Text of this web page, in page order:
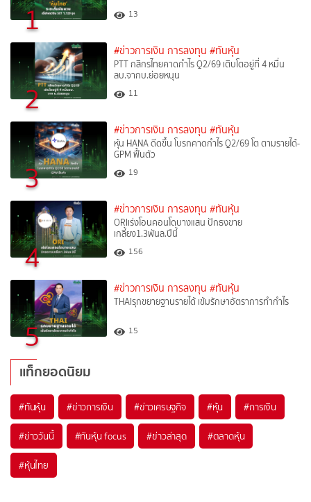
1 13
2
#ข่าวการเงิน การลงทุน #ทันหุ้น
PTT กสิกรไทยคาดกำไร Q2/69 เติบโตอยู่ที่ 4 หมื่น
ลบ.จากบ.ย่อยหนุน
11
3
#ข่าวการเงิน การลงทุน #ทันหุ้น
หุ้น HANA ดีดขึ้น โบรกคาดกำไร Q2/69 โต ตามรายได้-
GPM ฟื้นตัว
19
4
#ข่าวการเงิน การลงทุน #ทันหุ้น
ORIเร่งโอนคอนโดบางแสน ปักธงขาย
เกลี้ยง1.3พันล.ปีนี้
156
5
#ข่าวการเงิน การลงทุน #ทันหุ้น
THAIรุกขยายฐานรายได้ เข้มรักษาอัตราการทำกำไร
15
แท็กยอดนิยม
#ทันหุ้น #ข่าวการเงิน #ข่าวเศรษฐกิจ #หุ้น #การเงิน
#ข่าววันนี้ #ทันหุ้น focus #ข่าวล่าสุด #ตลาดหุ้น
#หุ้นไทย